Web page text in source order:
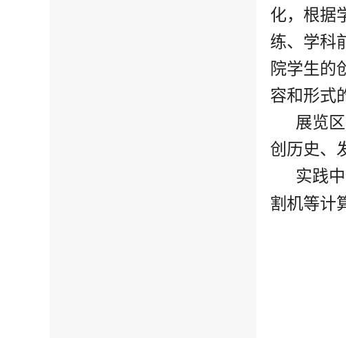
化，根据
练、学科
院学生的
容和形式
展览
创历史、
实践
割机等计